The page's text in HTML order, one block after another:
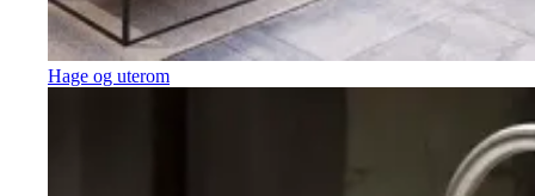
Hage og uterom